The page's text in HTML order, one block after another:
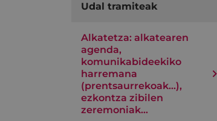
Udal tramiteak
Alkatetza: alkatearen
agenda,
komunikabideekiko
harremana
(prentsaurrekoak...),
ezkontza zibilen
zeremoniak…